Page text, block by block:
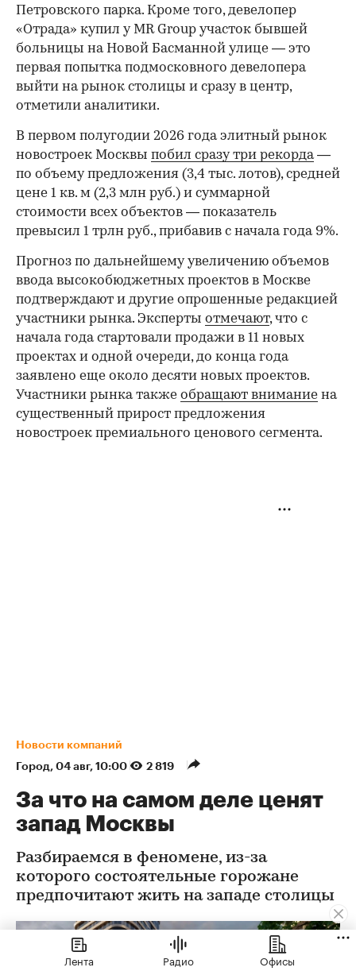
Петровского парка. Кроме того, девелопер
«Отрада» купил у MR Group участок бывшей
больницы на Новой Басманной улице — это
первая попытка подмосковного девелопера
выйти на рынок столицы и сразу в центр,
отметили аналитики.
В первом полугодии 2026 года элитный рынок
новостроек Москвы побил сразу три рекорда—
по объему предложения (3,4 тыс. лотов), средней
цене 1 кв. м (2,3 млн руб.) и суммарной
стоимости всех объектов — показатель
превысил 1 трлн руб., прибавив с начала года 9%.
Прогноз по дальнейшему увеличению объемов
ввода высокобюджетных проектов в Москве
подтверждают и другие опрошенные редакцией
участники рынка. Эксперты отмечают, что с
начала года стартовали продажи в 11 новых
проектах и одной очереди, до конца года
заявлено еще около десяти новых проектов.
Участники рынка также обращают внимание на
существенный прирост предложения
новостроек премиального ценового сегмента.
Новости компаний
Город⁠, 04 авг, 10:00 2 819
За что на самом деле ценят
запад Москвы
Разбираемся в феномене, из-за
которого состоятельные горожане
предпочитают жить на западе столицы
Лента Радио Офисы